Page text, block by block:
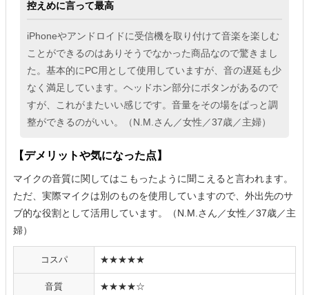
控えめに言って最高
iPhoneやアンドロイドに受信機を取り付けて音楽を楽しむ
ことができるのはありそうでなかった商品なので驚きまし
た。基本的にPC用として使用していますが、音の遅延も少
なく満足しています。ヘッドホン部分にボタンがあるので
すが、これがまたいい感じです。音量をその場をぱっと調
整ができるのがいい。（N.M.さん／女性／37歳／主婦）
【デメリットや気になった点】
マイクの音質に関してはこもったように聞こえると言われます。
ただ、実際マイクは別のものを使用していますので、外出先のサ
ブ的な役割として活用しています。（N.M.さん／女性／37歳／主
婦）
コスパ ★★★★★
音質 ★★★★☆